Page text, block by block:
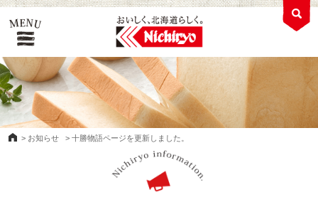
> お知らせ > 十勝物語ページを更新しました。